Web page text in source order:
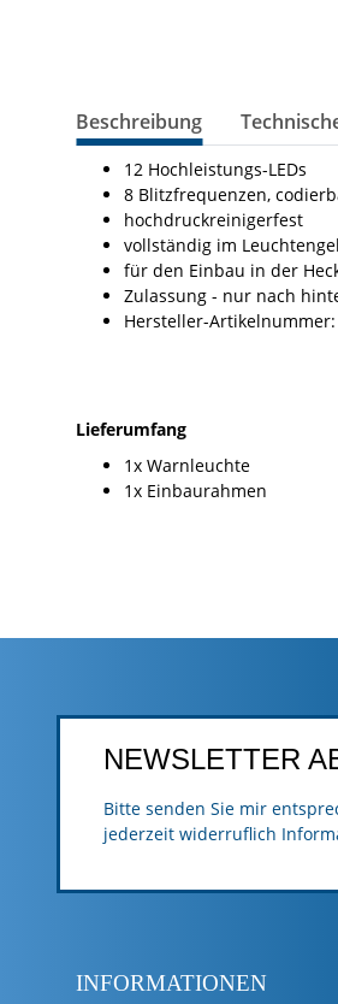
Beschreibung
12 Hochleistungs-LEDs
8 Blitzfrequenzen,
hochdruckreinigerfest
vollständig im
für den Einbau in der
Zulassung - nur nach
Hersteller-Artikelnummer:
Lieferumfang
1x Warnleuchte
1x Einbaurahmen
NEWSLETTER
Bitte senden Sie mir
jederzeit widerruflich
INFORMATIONEN